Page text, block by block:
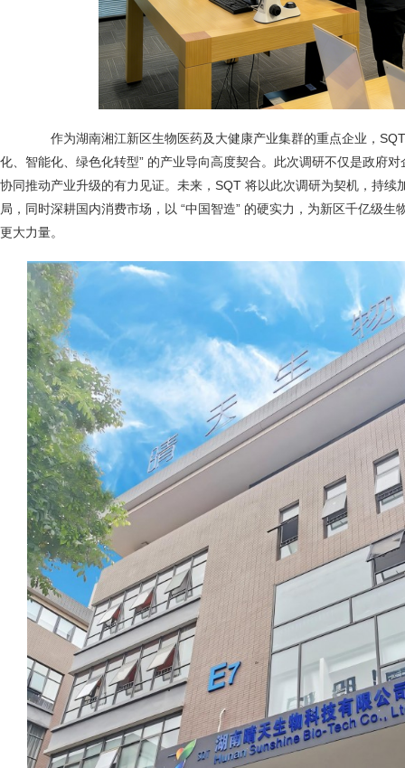
作为湖南湘江新区生物医药及大健康产业集群的重点企业，SQT
化、智能化、绿色化转型” 的产业导向高度契合。此次调研不仅是政府
协同推动产业升级的有力见证。未来，SQT 将以此次调研为契机，持续
局，同时深耕国内消费市场，以 “中国智造” 的硬实力，为新区千亿级生
更大力量。